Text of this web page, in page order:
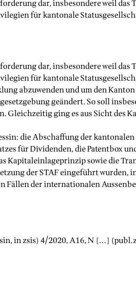
dar, insbesondere weil
für kantonale
dar, insbesondere weil
für kantonale
abzuwenden und um den
geändert. So soll
ging es aus Sicht des
die Abschaffung der
für Dividenden, die Patentbox
Kapitaleinlageprinzip sowie die
der STAF eingeführt wurden,
der internationalen
, in zsis)4/2020, A16, N [...]